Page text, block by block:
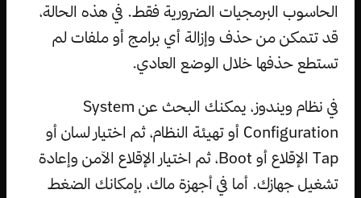
الحاسوب البرمجيات الضرورية فقط. في هذه الحالة،
قد تتمكن من حذف وإزالة أي برامج أو ملفات لم
تستطع حذفها خلال الوضع العادي.
في نظام ويندوز، يمكنك البحث عن System
Configuration أو تهيئة النظام، ثم اختيار لسان أو
Tap الإقلاع أو Boot، ثم اختيار الإقلاع الآمن وإعادة
تشغيل جهازك. أما في أجهزة ماك، بإمكانك الضغط